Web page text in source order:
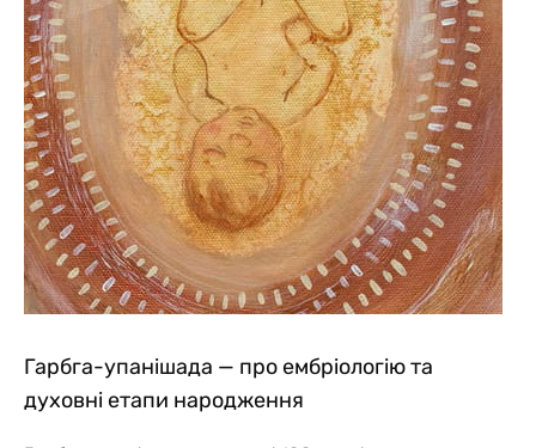
Гарбга-упанішада — про ембріологію та
духовні етапи народження